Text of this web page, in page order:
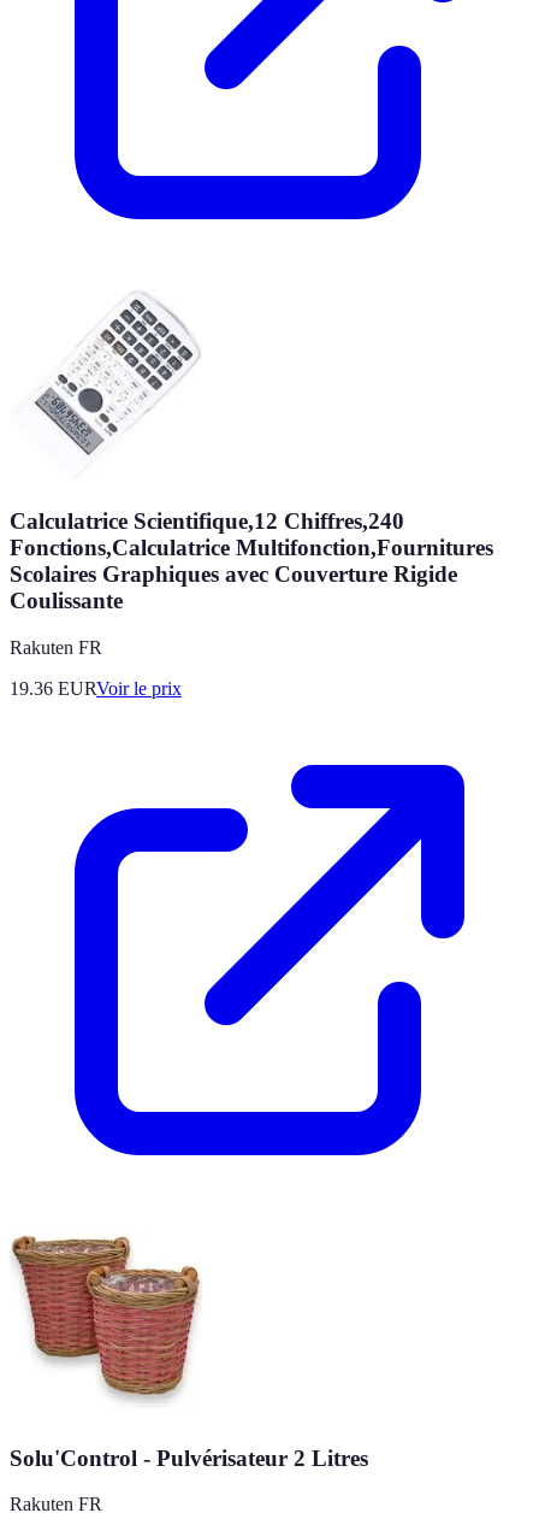
Calculatrice Scientifique,12 Chiffres,240
Fonctions,Calculatrice Multifonction,Fournitures
Scolaires Graphiques avec Couverture Rigide
Coulissante
Rakuten FR
19.36 EURVoir le prix
Solu'Control - Pulvérisateur 2 Litres
Rakuten FR